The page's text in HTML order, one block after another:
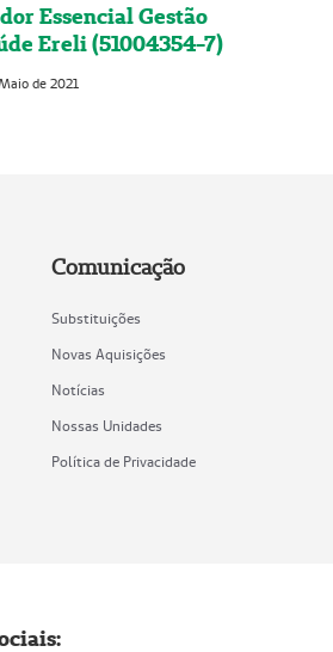
Essencial Gestão
Ereli (51004354-7)
de 2021
Comunicação
Substituições
Novas Aquisições
Notícias
Nossas Unidades
Política de Privacidade